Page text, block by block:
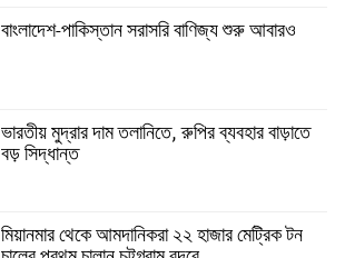
বাংলাদেশ-পাকিস্তান সরাসরি বাণিজ্য শুরু আবারও
ভারতীয় মুদ্রার দাম তলানিতে, রুপির ব্যবহার বাড়াতে
বড় সিদ্ধান্ত
মিয়ানমার থেকে আমদানিকরা ২২ হাজার মেট্রিক টন